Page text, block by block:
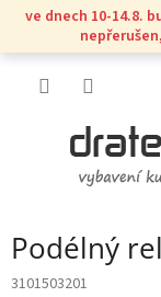
Přejít
obsah
ve dnech 10-14.8.
Podélný
3101503201